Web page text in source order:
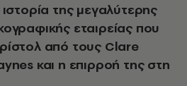
της μεγαλύτερης
εταιρείας που
από τους Clare
και η επιρροή της στη